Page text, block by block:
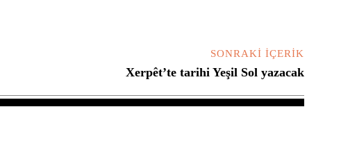
SONRAKI İÇERIK
Xerpêt’te tarihi Yeşil Sol yazacak